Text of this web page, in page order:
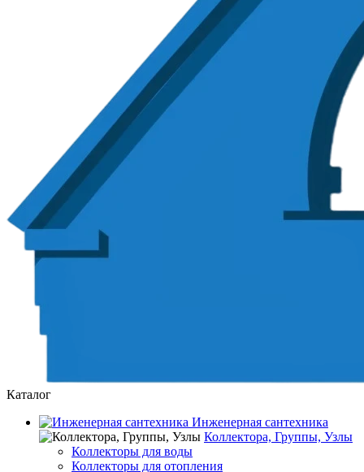
Каталог
Инженерная сантехника
Коллектора, Группы, Узлы
Коллекторы для воды
Коллекторы для отопления